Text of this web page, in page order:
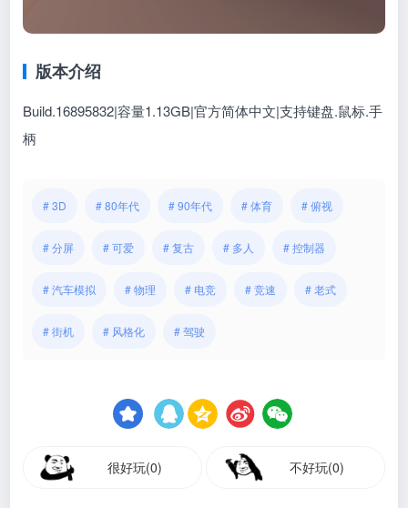
版本介绍
Build.16895832|容量1.13GB|官方简体中文|支持键盘.鼠标.手
柄
# 3D # 80年代 # 90年代 # 体育 # 俯视
# 分屏 # 可爱 # 复古 # 多人 # 控制器
# 汽车模拟 # 物理 # 电竞 # 竞速 # 老式
# 街机 # 风格化 # 驾驶
很好玩(0) 不好玩(0)